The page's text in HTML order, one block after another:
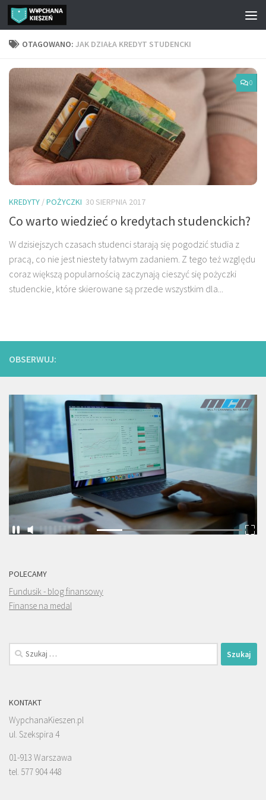
Przejdź do treści
OTAGOWANO: JAK DZIAŁA KREDYT STUDENCKI
0
KREDYTY /POŻYCZKI 30 SIERPNIA 2017
Co warto wiedzieć o kredytach studenckich?
W dzisiejszych czasach studenci starają się pogodzić studia z
pracą, co nie jest niestety łatwym zadaniem. Z tego też względu
coraz większą popularnością zaczynają cieszyć się pożyczki
studenckie, które skierowane są przede wszystkim dla...
OBSERWUJ:
POLECAMY
Fundusik - blog finansowy
Finanse na medal
Szukaj:
KONTAKT
WypchanaKieszen.pl
ul. Szekspira 4
01-913 Warszawa
tel. 577 904 448